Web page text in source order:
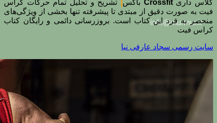
info@murmur.ir
و ما در سریع‌ترین زمان ممکن با شما ارتباط برقرار خواهیم
نمود.
کلاس داریCrossfit باکس
تشریح و تحلیل تمام حرکات کراس
فیت به صورت دقیق از مبتدی تا پیشرفته تنها بخشی از ویژگی‌های
منحصر به فرد این کتاب است. بروزرسانی دائمی و رایگان کتاب
کراس فیت
سایت رسمی سجاد عارفی نیا